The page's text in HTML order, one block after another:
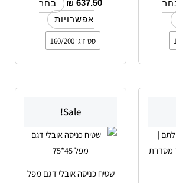
₪ 637.50
בחר
אפשרויות
סט זוגי 160/200
Sale!
שטיח כניסה אובלי דגם מפל